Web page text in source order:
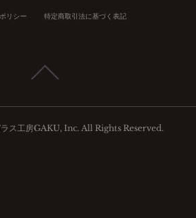
リシー 特定商取引法に基づく表記
ス工房GAKU, Inc. All Rights Reserved.